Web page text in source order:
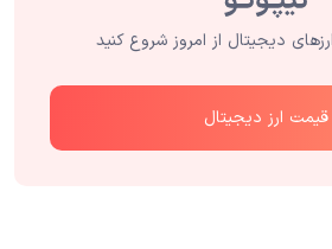
دیجیتال از امروز شروع کنید
قیمت ارز دیجیتال